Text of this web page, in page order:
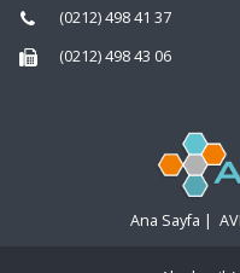
(0212) 498 41 37
(0212) 498 43 06
Ana Sayfa |